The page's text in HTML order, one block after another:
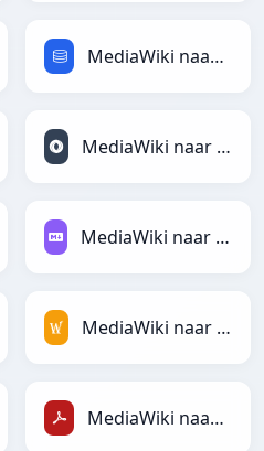
MediaWiki naar SQL
MediaWiki naar JSONLines
MediaWiki naar Markdown
MediaWiki naar MediaWiki
MediaWiki naar PDF